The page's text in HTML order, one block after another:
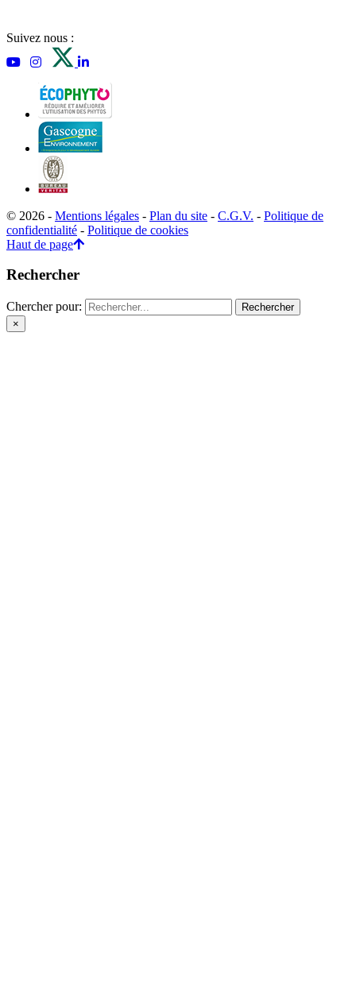
Suivez nous :
© 2026 - Mentions légales - Plan du site - C.G.V. - Politique de
confidentialité - Politique de cookies
Haut de page
Rechercher
Chercher pour:
×